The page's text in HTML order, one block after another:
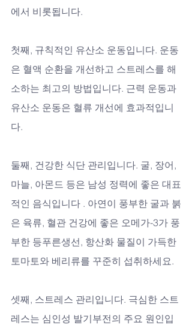
에서 비롯됩니다.
첫째, 규칙적인 유산소 운동입니다. 운동
은 혈액 순환을 개선하고 스트레스를 해
소하는 최고의 방법입니다. 근력 운동과
유산소 운동은 혈류 개선에 효과적입니
다.
둘째, 건강한 식단 관리입니다. 굴, 장어,
마늘, 아몬드 등은 남성 정력에 좋은 대표
적인 음식입니다 . 아연이 풍부한 굴과 붉
은 육류, 혈관 건강에 좋은 오메가-3가 풍
부한 등푸른생선, 항산화 물질이 가득한
토마토와 베리류를 꾸준히 섭취하세요.
셋째, 스트레스 관리입니다. 극심한 스트
레스는 심인성 발기부전의 주요 원인입